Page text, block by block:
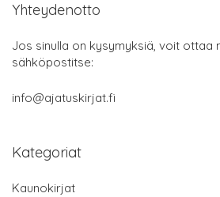
Yhteydenotto
Jos sinulla on kysymyksiä, voit ottaa
sähköpostitse:
info@ajatuskirjat.fi
Kategoriat
Kaunokirjat